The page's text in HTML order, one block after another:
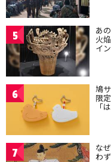
5 あ
火
イ
6 鳩
限
「
7 な
わ